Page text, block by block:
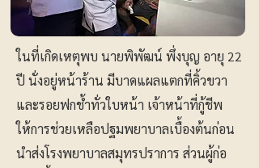
ในที่เกิดเหตุพบ นายพิพัฒน์ พึ่งบุญ อายุ 22
ปี นั่งอยู่หน้าร้าน มีบาดแผลแตกที่คิ้วขวา
และรอยฟกช้ำทั่วใบหน้า เจ้าหน้าที่กู้ชีพ
ให้การช่วยเหลือปฐมพยาบาลเบื้องต้นก่อน
นำส่งโรงพยาบาลสมุทรปราการ ส่วนผู้ก่อ